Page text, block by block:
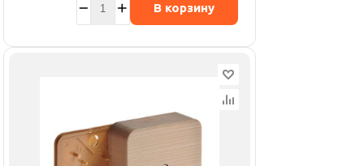
В корзину